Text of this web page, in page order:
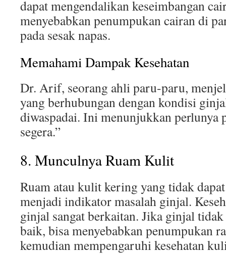
dapat mengendalikan keseimbangan
menyebabkan penumpukan cairan di
pada sesak napas.
Memahami Dampak Kesehatan
Dr. Arif, seorang ahli paru-paru,
yang berhubungan dengan kondisi
diwaspadai. Ini menunjukkan perlunya
segera.”
8. Munculnya Ruam Kulit
Ruam atau kulit kering yang tidak
menjadi indikator masalah ginjal.
ginjal sangat berkaitan. Jika ginjal
baik, bisa menyebabkan penumpukan
kemudian mempengaruhi kesehatan